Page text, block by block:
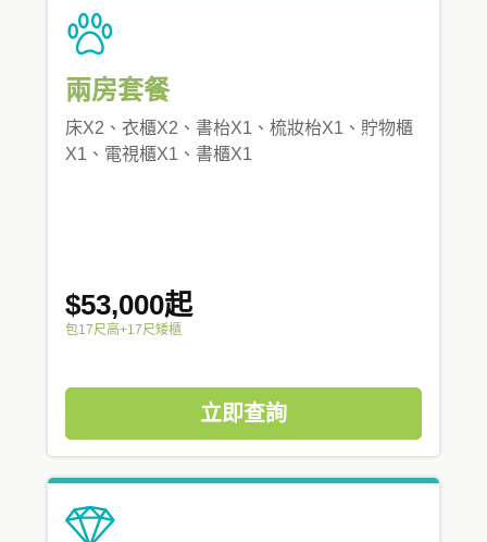
兩房套餐
床X2、衣櫃X2、書枱X1、梳妝枱X1、貯物櫃
X1、電視櫃X1、書櫃X1
$53,000起
包17尺高+17尺矮櫃
立即查詢